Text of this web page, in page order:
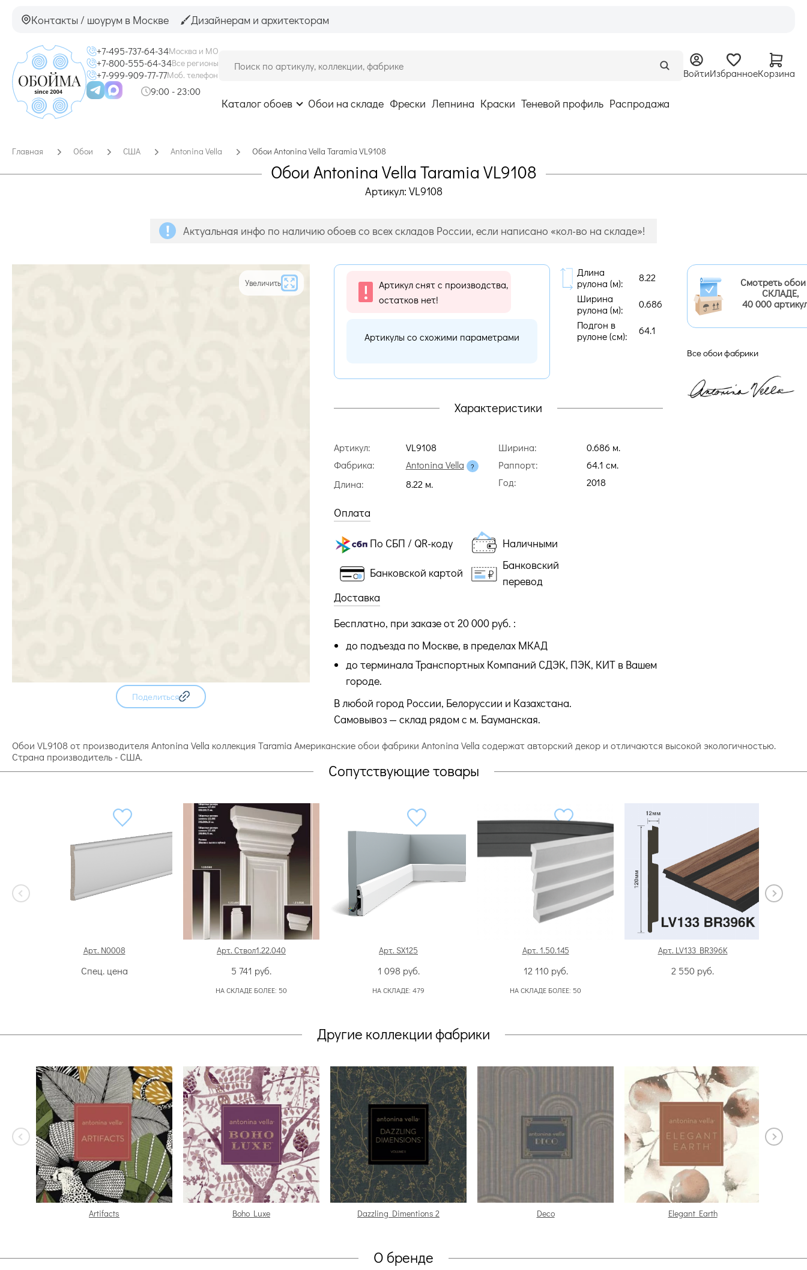
Контакты / шоурум в Москве Дизайнерам и архитекторам
+7-495-737-64-34Москва и МО
+7-800-555-64-34Все регионы
+7-999-909-77-77Моб. телефон
9:00 - 23:00
ВойтиИзбранноеКорзина
Каталог обоев Обои на складе Фрески Лепнина Краски Теневой профиль Распродажа
Главная Обои США Antonina Vella Обои Antonina Vella Taramia VL9108
Обои Antonina Vella Taramia VL9108
Артикул: VL9108
Актуальная инфо по наличию обоев со всех складов России, если написано «кол-во на складе»!
Увеличить
Поделиться
Артикул снят с производства,
остатков нет!
Артикулы со схожими параметрами
Длина
рулона (м):
8.22
Ширина
рулона (м):
0.686
Подгон в
рулоне (cм):
64.1
Характеристики
Артикул:
VL9108
Фабрика:
Antonina Vella
Длина:
8.22 м.
Ширина:
0.686 м.
Раппорт:
64.1 cм.
Год:
2018
Оплата
По СБП / QR-коду Наличными
Банковской картой
Банковский
перевод
Доставка
Бесплатно, при заказе от 20 000 руб. :
до подъезда по Москве, в пределах МКАД
до терминала Транспортных Компаний СДЭК, ПЭК, КИТ в Вашем
городе.
В любой город России, Белоруссии и Казахстана.
Самовывоз — склад рядом с м. Бауманская.
Смотреть
СКЛАДЕ,
40 000
Все обои фабрики
Обои VL9108 от производителя Antonina Vella коллекция Taramia Американские обои фабрики Antonina Vella содержат авторский декор и отличаются высокой экологичностью.
Страна производитель - США.
Сопутствующие товары
Арт. N0008
Спец. цена
Арт. Ствол1.22.040
5 741 руб.
НА СКЛАДЕ БОЛЕЕ: 50
Арт. SX125
1 098 руб.
НА СКЛАДЕ: 479
Арт. 1.50.145
12 110 руб.
НА СКЛАДЕ БОЛЕЕ: 50
Арт. LV133 BR396K
2 550 руб.
Другие коллекции фабрики
Artifacts Boho Luxe Dazzling Dimentions 2 Deco Elegant Earth
О бренде